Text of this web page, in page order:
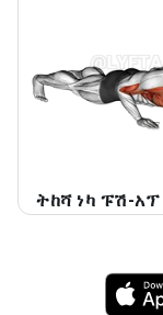
ትከሻ ነካ ፑሽ-አፕ